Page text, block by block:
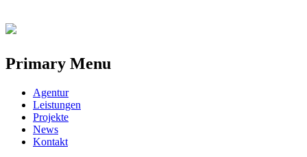
Primary Menu
Skip
content
Agentur
Leistungen
Projekte
News
Kontakt